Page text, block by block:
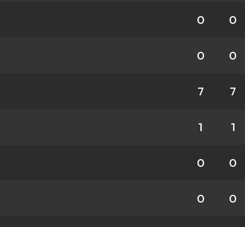
0 0
0 0
7 7
1 1
0 0
0 0